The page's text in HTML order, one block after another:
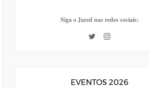
Siga o Jared nas redes sociais:
EVENTOS 2026